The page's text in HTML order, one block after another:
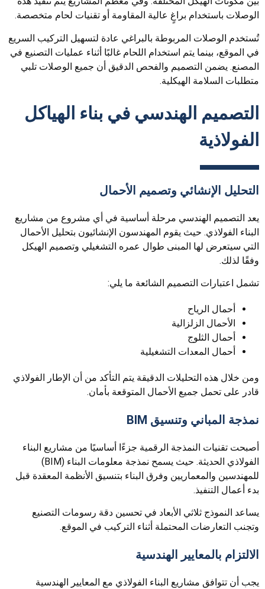
الوصلات باستخدام براغٍ عالية المقاومة أو تقنيات لحام متخصصة.
تُستخدم الوصلات المربوطة بالبراغي عادة لتسهيل التركيب السريع
في الموقع، بينما يتم استخدام اللحام غالبًا أثناء عمليات التصنيع في
المصنع. يضمن التصميم والفحص الدقيق أن جميع الوصلات تلبي
متطلبات السلامة الهيكلية.
التصميم الهندسي في بناء الهياكل
الفولاذية
التحليل الإنشائي وتصميم الأحمال
يعد التصميم الهندسي مرحلة أساسية في أي مشروع من مشاريع
البناء الفولاذي. حيث يقوم المهندسون الإنشائيون بتحليل الأحمال
التي سيتعرض لها المبنى طوال عمره التشغيلي وتصميم الهيكل
وفقًا لذلك.
تشمل اعتبارات التصميم الشائعة ما يلي:
أحمال الرياح
الأحمال الزلزالية
أحمال الثلوج
أحمال المعدات التشغيلية
ومن خلال هذه التحليلات الدقيقة يتم التأكد من أن الإطار الفولاذي
قادر على تحمل جميع الأحمال المتوقعة بأمان.
نمذجة المباني وتنسيق BIM
أصبحت تقنيات النمذجة الرقمية جزءًا أساسيًا من مشاريع البناء
الفولاذي الحديثة. حيث يسمح نمذجة معلومات البناء (BIM)
للمهندسين والمعماريين وفرق البناء بتنسيق الأنظمة المعقدة قبل
بدء أعمال التنفيذ.
يساعد النموذج ثلاثي الأبعاد في تحسين دقة رسومات التصنيع
وتجنب التعارضات المحتملة أثناء التركيب في الموقع.
الالتزام بالمعايير الهندسية
يجب أن تتوافق مشاريع البناء الفولاذي مع المعايير الهندسية